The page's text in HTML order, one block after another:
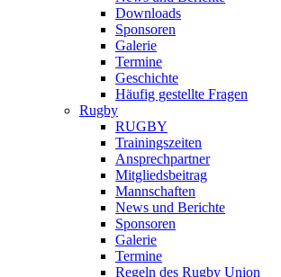
Downloads
Sponsoren
Galerie
Termine
Geschichte
Häufig gestellte Fragen
Rugby
RUGBY
Trainingszeiten
Ansprechpartner
Mitgliedsbeitrag
Mannschaften
News und Berichte
Sponsoren
Galerie
Termine
Regeln des Rugby Union